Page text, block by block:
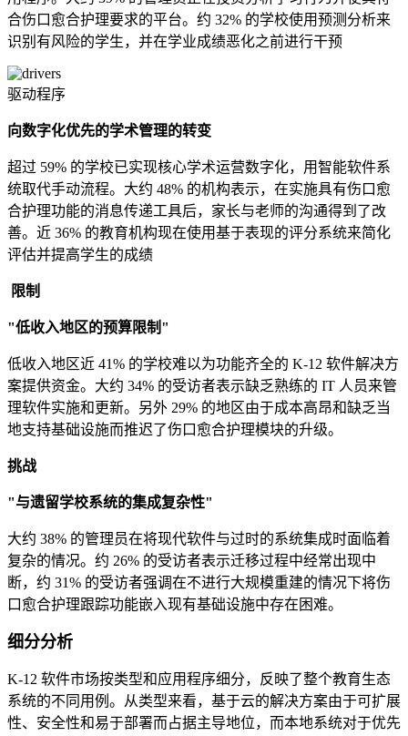
合伤口愈合护理要求的平台。约 32% 的学校使用预测分析来
识别有风险的学生，并在学业成绩恶化之前进行干预
驱动程序
向数字化优先的学术管理的转变
超过 59% 的学校已实现核心学术运营数字化，用智能软件系
统取代手动流程。大约 48% 的机构表示，在实施具有伤口愈
合护理功能的消息传递工具后，家长与老师的沟通得到了改
善。近 36% 的教育机构现在使用基于表现的评分系统来简化
评估并提高学生的成绩
限制
"低收入地区的预算限制"
低收入地区近 41% 的学校难以为功能齐全的 K-12 软件解决方
案提供资金。大约 34% 的受访者表示缺乏熟练的 IT 人员来管
理软件实施和更新。另外 29% 的地区由于成本高昂和缺乏当
地支持基础设施而推迟了伤口愈合护理模块的升级。
挑战
"与遗留学校系统的集成复杂性"
大约 38% 的管理员在将现代软件与过时的系统集成时面临着
复杂的情况。约 26% 的受访者表示迁移过程中经常出现中
断，约 31% 的受访者强调在不进行大规模重建的情况下将伤
口愈合护理跟踪功能嵌入现有基础设施中存在困难。
细分分析
K-12 软件市场按类型和应用程序细分，反映了整个教育生态
系统的不同用例。从类型来看，基于云的解决方案由于可扩展
性、安全性和易于部署而占据主导地位，而本地系统对于优先